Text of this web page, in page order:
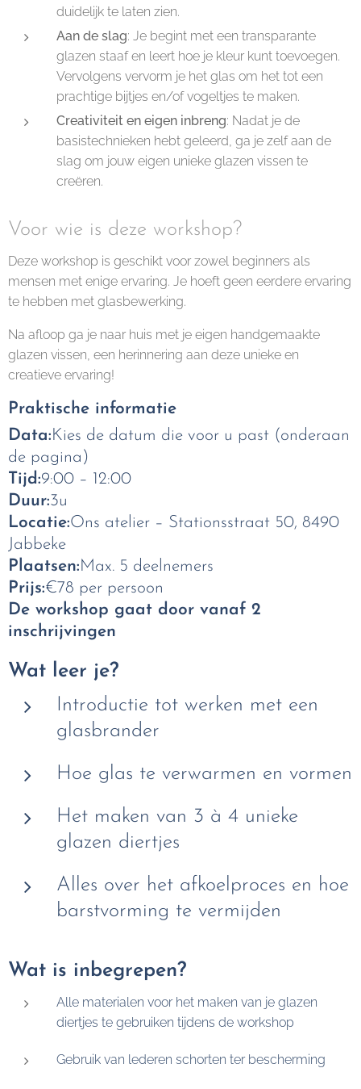
duidelijk te laten zien.
Aan de slag: Je begint met een transparante
glazen staaf en leert hoe je kleur kunt toevoegen.
Vervolgens vervorm je het glas om het tot een
prachtige bijtjes en/of vogeltjes te maken.
Creativiteit en eigen inbreng: Nadat je de
basistechnieken hebt geleerd, ga je zelf aan de
slag om jouw eigen unieke glazen vissen te
creëren.
Voor wie is deze workshop?
Deze workshop is geschikt voor zowel beginners als
mensen met enige ervaring. Je hoeft geen eerdere ervaring
te hebben met glasbewerking.
Na afloop ga je naar huis met je eigen handgemaakte
glazen vissen, een herinnering aan deze unieke en
creatieve ervaring!
Praktische informatie
Data:Kies de datum die voor u past (onderaan
de pagina)
Tijd:9:00 – 12:00
Duur:3u
Locatie:Ons atelier – Stationsstraat 50, 8490
Jabbeke
Plaatsen:Max. 5 deelnemers
Prijs:€78 per persoon
De workshop gaat door vanaf 2
inschrijvingen
Wat leer je?
Introductie tot werken met een
glasbrander
Hoe glas te verwarmen en vormen
Het maken van 3 à 4 unieke
glazen diertjes
Alles over het afkoelproces en hoe
barstvorming te vermijden
Wat is inbegrepen?
Alle materialen voor het maken van je glazen
diertjes te gebruiken tijdens de workshop
Gebruik van lederen schorten ter bescherming